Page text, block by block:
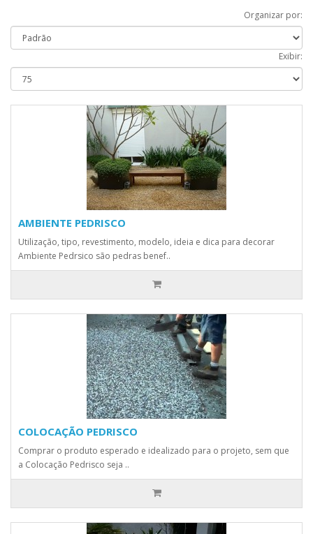
Organizar por:
Exibir:
AMBIENTE PEDRISCO
Utilização, tipo, revestimento, modelo, ideia e dica para decorar
Ambiente Pedrsico são pedras benef..
COLOCAÇÃO PEDRISCO
Comprar o produto esperado e idealizado para o projeto, sem que
a Colocação Pedrisco seja ..